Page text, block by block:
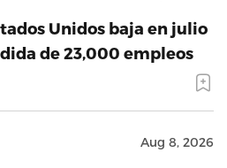
Unidos baja en julio
de 23,000 empleos
Aug 8, 2026